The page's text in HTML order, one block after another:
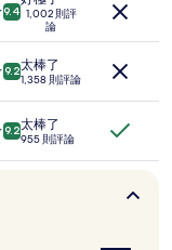
9.4 1,002 則評
論
9.2太棒了
1,358 則評論
9.2太棒了
955 則評論